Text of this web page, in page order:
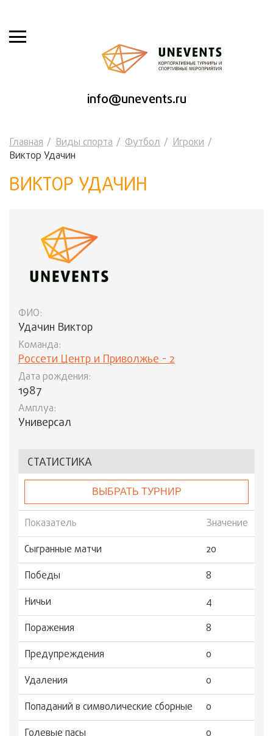
info@unevents.ru
Главная Виды спорта Футбол
Игроки
Виктор Удачин
ВИКТОР УДАЧИН
ФИО:
Удачин Виктор
Команда:
Россети Центр и Приволжье - 2
Дата рождения:
1987
Амплуа:
Универсал
СТАТИСТИКА
ВЫБРАТЬ ТУРНИР
Показатель
Значение
Сыгранные матчи
20
Победы
8
Ничьи
4
Поражения
8
Предупреждения
0
Удаления
0
Попаданий в символические сборные
0